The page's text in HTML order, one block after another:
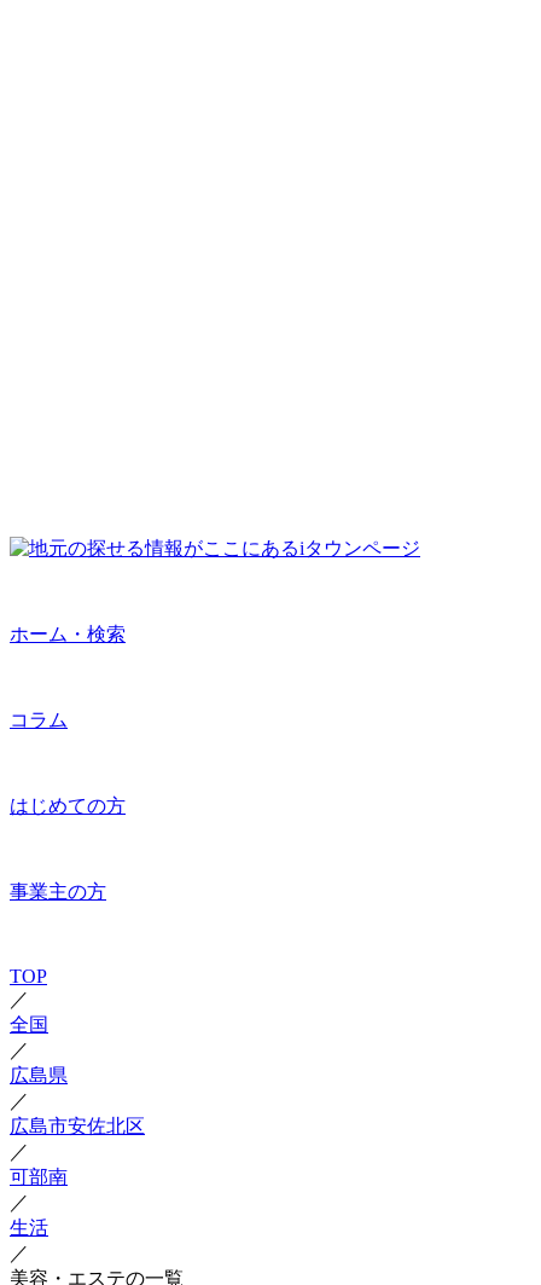
ホーム・検索
コラム
はじめての方
事業主の方
TOP
／
全国
／
広島県
／
広島市安佐北区
／
可部南
／
生活
／
美容・エステの一覧